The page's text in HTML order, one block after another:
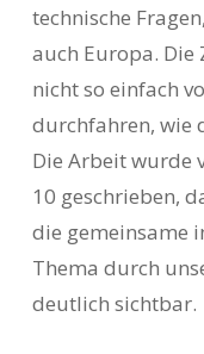
technische
auch Europa. Die
nicht so einfach
durchfahren, wie
Die Arbeit wurde
10 geschrieben,
die gemeinsame
Thema durch
deutlich sichtbar.